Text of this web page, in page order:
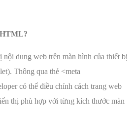
dung web trên màn hình của thiết bị
Thông qua thẻ <meta
có thể điều chỉnh cách trang web
thị phù hợp với từng kích thước màn